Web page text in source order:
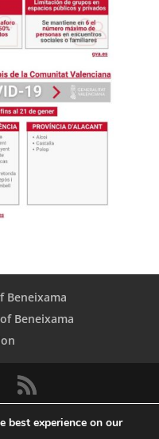
Beneixama
Beneixama
best experience on our